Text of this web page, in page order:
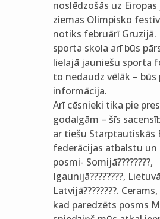
noslēdzošās uz
ziemas Olimpisko
notiks februārī Gruzijā.
sporta skola arī būs
lielajā jauniešu sporta
to nedaudz vēlāk – būs
informācija.
Arī cēsnieki tika pie
godalgām – šīs
ar tiešu Starptautiskās
federācijas atbalstu un
posmi- Somijā????????,
Igaunijā????????,
Latvijā????????.
kad paredzēts posms